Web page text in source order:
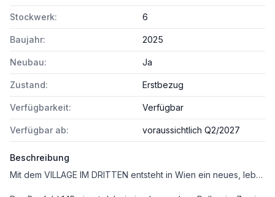
Stockwerk: 6
Baujahr: 2025
Neubau: Ja
Zustand: Erstbezug
Verfügbarkeit: Verfügbar
Verfügbar ab: voraussichtlich Q2/2027
Beschreibung
Mit dem VILLAGE IM DRITTEN entsteht in Wien ein neues, lebendiges Stadtquartier mit rund 2.000 Wohnungen, dazu Büro- und Gewerbeflächen, Nahversorgung sowie Kinderbetreuungs- und Bildunseinrichtungen, welches das moderne Wohnen mit viel Grün, Gemeinschaft und nachhaltiger Energieversorgung verbindet.